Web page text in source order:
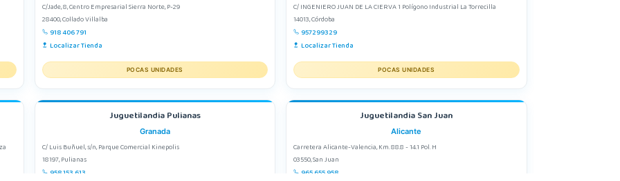
C/Jade, 8, Centro Empresarial Sierra Norte, P-29
28400, Collado Villalba
918 406 791
Localizar Tienda
POCAS UNIDADES
C/ INGENIERO JUAN DE LA CIERVA 1 Polígono Industrial La Torrecilla
14013, Córdoba
957299329
Localizar Tienda
POCAS UNIDADES
Juguetilandia Pulianas
Granada
C/ Luis Buñuel, s/n, Parque Comercial Kinepolis
18197, Pulianas
958 153 613
Juguetilandia San Juan
Alicante
Carretera Alicante-Valencia, Km. 88.8 - 14.1 Pol. H
03550, San Juan
965 655 958